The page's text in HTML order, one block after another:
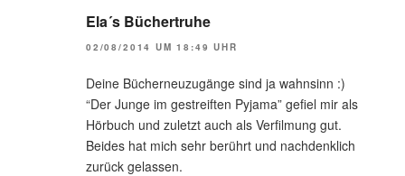
Ela´s Büchertruhe
02/08/2014 UM 18:49 UHR
Deine Bücherneuzugänge sind ja wahnsinn :)
“Der Junge im gestreiften Pyjama” gefiel mir als
Hörbuch und zuletzt auch als Verfilmung gut.
Beides hat mich sehr berührt und nachdenklich
zurück gelassen.